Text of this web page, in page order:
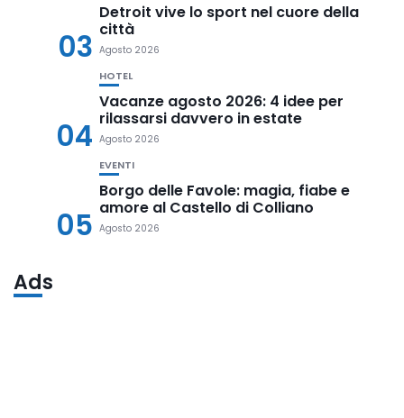
03
Detroit vive lo sport nel cuore della
città
Agosto 2026
04
HOTEL
Vacanze agosto 2026: 4 idee per
rilassarsi davvero in estate
Agosto 2026
05
EVENTI
Borgo delle Favole: magia, fiabe e
amore al Castello di Colliano
Agosto 2026
Ads